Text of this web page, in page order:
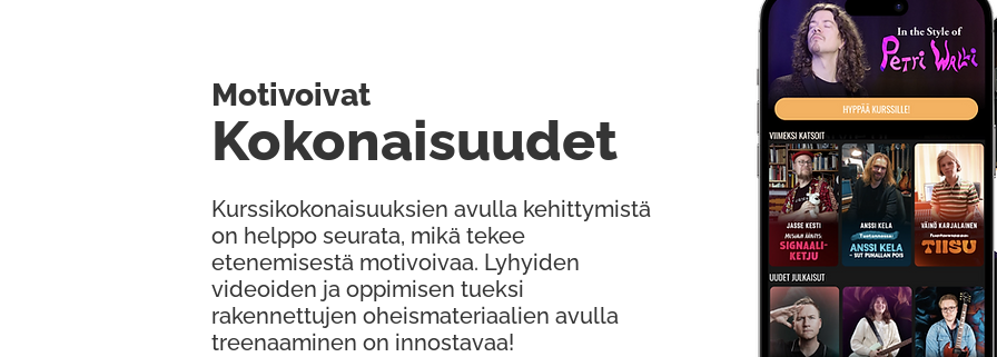
Kurssikokonaisuuksien avulla kehittymistä
on helppo seurata, mikä tekee
etenemisestä motivoivaa. Lyhyiden
videoiden ja oppimisen tueksi
rakennettujen oheismateriaalien avulla
treenaaminen on innostavaa!
Kokonaisuudet
Motivoivat